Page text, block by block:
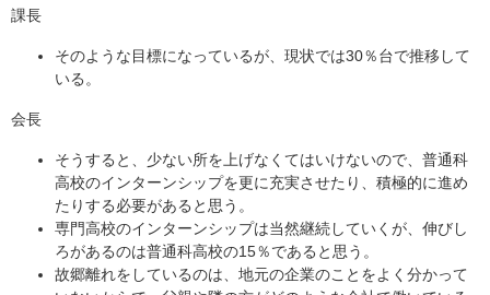
課長
そのような目標になっているが、現状では30％台で推移して
いる。
会長
そうすると、少ない所を上げなくてはいけないので、普通科
高校のインターンシップを更に充実させたり、積極的に進め
たりする必要があると思う。
専門高校のインターンシップは当然継続していくが、伸びし
ろがあるのは普通科高校の15％であると思う。
故郷離れをしているのは、地元の企業のことをよく分かって